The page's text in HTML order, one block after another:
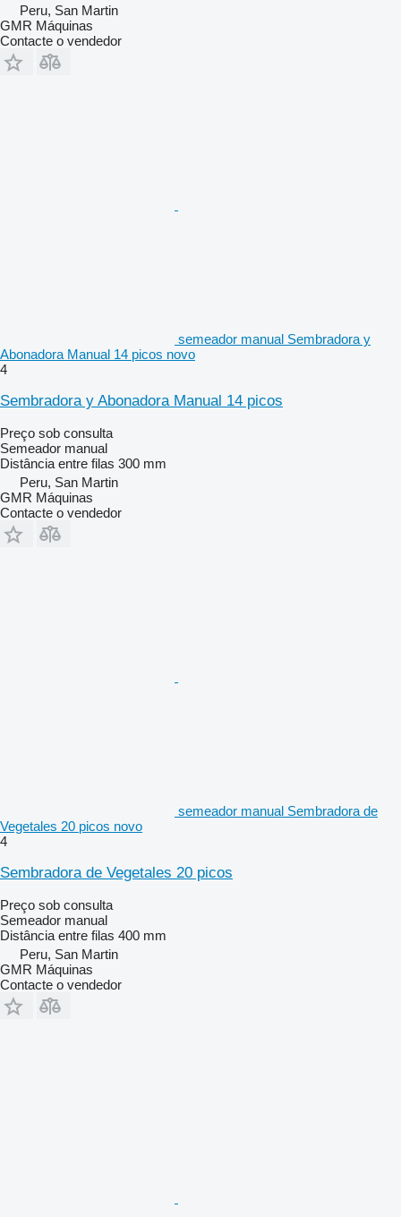
Peru, San Martin
GMR Máquinas
Contacte o vendedor
semeador manual Sembradora y
Abonadora Manual 14 picos novo
4
Sembradora y Abonadora Manual 14 picos
Preço sob consulta
Semeador manual
Distância entre filas 300 mm
Peru, San Martin
GMR Máquinas
Contacte o vendedor
semeador manual Sembradora de
Vegetales 20 picos novo
4
Sembradora de Vegetales 20 picos
Preço sob consulta
Semeador manual
Distância entre filas 400 mm
Peru, San Martin
GMR Máquinas
Contacte o vendedor